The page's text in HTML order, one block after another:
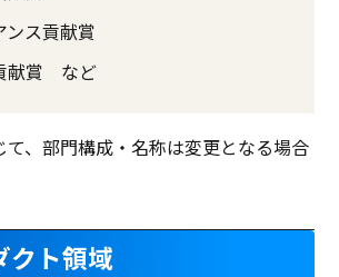
ンス貢献賞
献賞 など
、部門構成・名称は変更となる場合
クト領域